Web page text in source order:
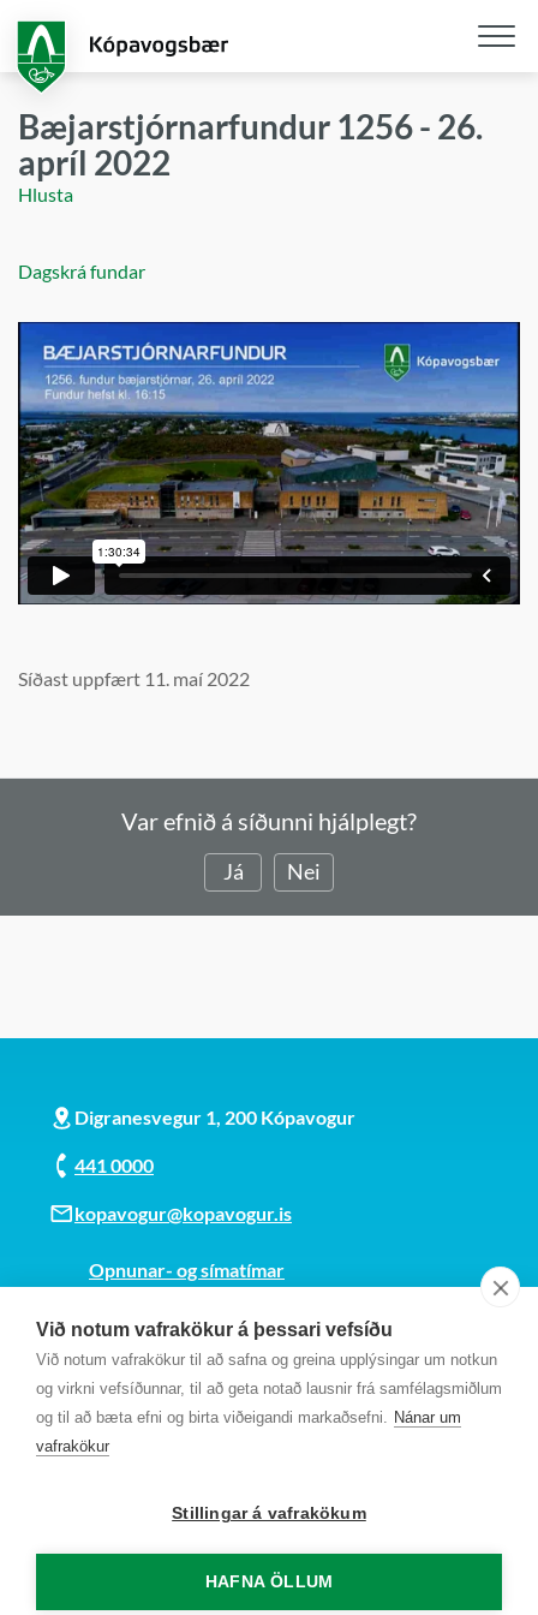
Við notum vafrakökur á þessari vefsíðu
Við notum vafrakökur til að safna og greina upplýsingar um notkun
og virkni vefsíðunnar, til að geta notað lausnir frá samfélagsmiðlum
og til að bæta efni og birta viðeigandi markaðsefni. Nánar um
vafrakökur
Stillingar á vafrakökum
HAFNA ÖLLUM
aðalefni
Bæjarstjórnarfundur 1256 - 26.
apríl 2022
Hlusta
Dagskrá fundar
Síðast uppfært 11. maí 2022
Var efnið á síðunni hjálplegt?
Já Nei
Opna
loka
Digranesvegur 1, 200 Kópavogur
441 0000
kopavogur@kopavogur.is
Opnunar- og símatímar
Kt. 700169-3759
Fundarmannagátt